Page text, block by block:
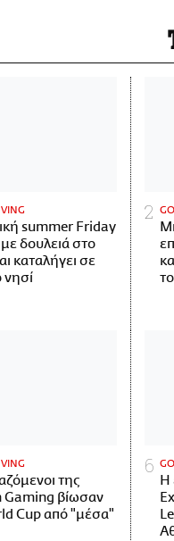
summer Friday
με δουλειά στο
καταλήγει σε
νησί
της
Gaming βίωσαν
Cup από "μέσα"
Η